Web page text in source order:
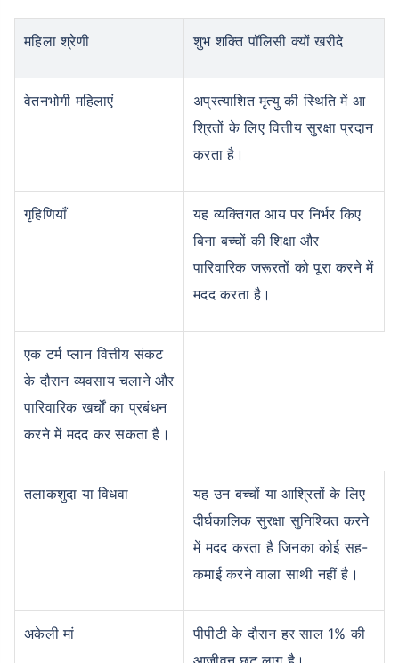
महिला श्रेणी शुभ शक्ति पॉलिसी क्यों खरीदे
वेतनभोगी महिलाएं
अप्रत्याशित मृत्यु की स्थिति में आ
श्रितों के लिए वित्तीय सुरक्षा प्रदान
करता है।
गृहिणियाँ
यह व्यक्तिगत आय पर निर्भर किए
बिना बच्चों की शिक्षा और
पारिवारिक जरूरतों को पूरा करने में
मदद करता है।
एक टर्म प्लान वित्तीय संकट
के दौरान व्यवसाय चलाने और
पारिवारिक खर्चों का प्रबंधन
करने में मदद कर सकता है।
तलाकशुदा या विधवा
यह उन बच्चों या आश्रितों के लिए
दीर्घकालिक सुरक्षा सुनिश्चित करने
में मदद करता है जिनका कोई सह-
कमाई करने वाला साथी नहीं है।
अकेली मां
पीपीटी के दौरान हर साल 1% की
उम्र टर्म इंश्योरेंस प्रीमियम को
कैसे प्रभावित करती है
₹ 630/माह*
44 वर्ष